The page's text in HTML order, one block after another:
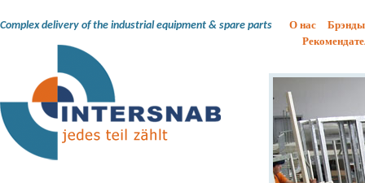
Complex delivery of the industrial equipment & spare parts О нас
Брэнды